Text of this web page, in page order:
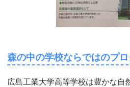
森の中の学校ならではのプ
広島工業大学高等学校は豊かな自